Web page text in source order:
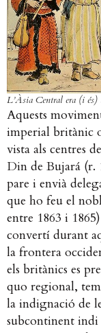
L’Àsia Central era (i
Aquests
imperial britànic
vista als centres
Din de Bujará (r.
pare i envià
que ho feu el
entre 1863 i
convertí durant
la frontera
els britànics es
quo regional,
la indignació de
subcontinent indi